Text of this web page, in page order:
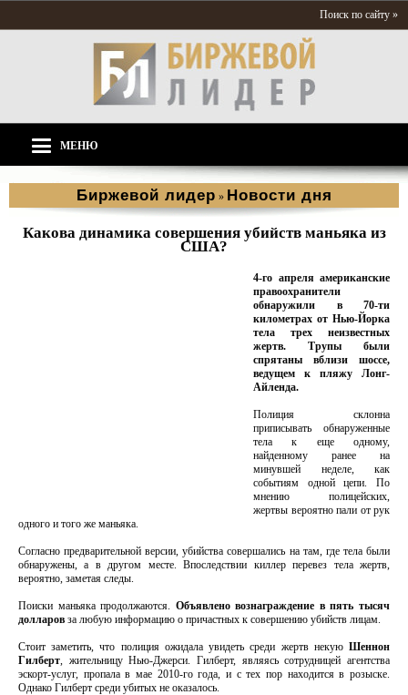
Поиск по сайту »
МЕНЮ
Биржевой лидер » Новости дня
Какова динамика совершения убийств маньяка из
США?
4-го апреля американские
правоохранители
обнаружили в 70-ти
километрах от Нью-Йорка
тела трех неизвестных
жертв. Трупы были
спрятаны вблизи шоссе,
ведущем к пляжу Лонг-
Айленда.
Полиция склонна
приписывать обнаруженные
тела к еще одному,
найденному ранее на
минувшей неделе, как
событиям одной цепи. По
мнению полицейских,
жертвы вероятно пали от рук
одного и того же маньяка.
Согласно предварительной версии, убийства совершались на там, где тела были
обнаружены, а в другом месте. Впоследствии киллер перевез тела жертв,
вероятно, заметая следы.
Поиски маньяка продолжаются. Объявлено вознаграждение в пять тысяч
долларов за любую информацию о причастных к совершению убийств лицам.
Стоит заметить, что полиция ожидала увидеть среди жертв некую Шеннон
Гилберт, жительницу Нью-Джерси. Гилберт, являясь сотрудницей агентства
эскорт-услуг, пропала в мае 2010-го года, и с тех пор находится в розыске.
Однако Гилберт среди убитых не оказалось.